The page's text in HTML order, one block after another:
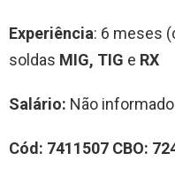
Experiência: 6 meses
soldas MIG, TIG e RX
Salário: Não informado
Cód: 7411507 CBO: 7